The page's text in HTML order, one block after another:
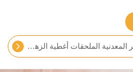
علب القصدير المعدنية الملحقات أغطية الزهور لوعاء الطلاء الكيميائي
ملحقات القصدير المخصصة غطاء الحافظة المعدنية 0.30mm مع قطرات البروكس آلة الطابع الآلي